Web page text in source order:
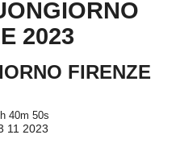
2023
FIRENZE
40m 50s
11 2023